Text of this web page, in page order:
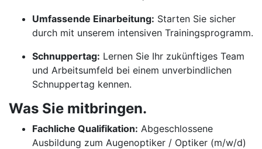
Umfassende Einarbeitung: Starten Sie sicher
durch mit unserem intensiven Trainingsprogramm.
Schnuppertag: Lernen Sie Ihr zukünftiges Team
und Arbeitsumfeld bei einem unverbindlichen
Schnuppertag kennen.
Was Sie mitbringen.
Fachliche Qualifikation: Abgeschlossene
Ausbildung zum Augenoptiker / Optiker (m/w/d)